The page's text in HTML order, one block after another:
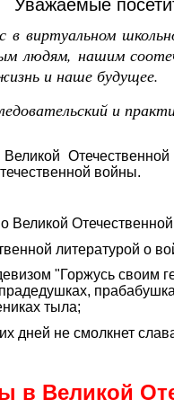
Уважаемые
виртуальном
людям, нашим
и наше будущее.
и
Отечественной
войны.
литературой о
"Горжусь своим
тыла;
не смолкнет
в Великой